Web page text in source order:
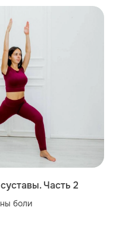
Часть 2
боли